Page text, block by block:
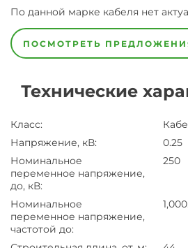
По данной марке кабеля нет
ПОСМОТРЕТЬ
Технические
Класс:
Напряжение, кВ:
0.25
Номинальное
переменное напряжение,
до, кВ:
250
Номинальное
переменное напряжение,
частотой до: